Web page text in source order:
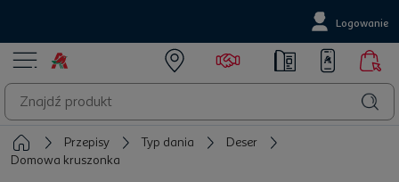
Logowanie
Przepisy Typ dania
Deser
Domowa kruszonka